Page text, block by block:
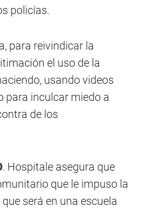
policías.
para reivindicar la
el uso de la
usando videos
para inculcar miedo a
de los
. Hospitale asegura que
que le impuso la
será en una escuela